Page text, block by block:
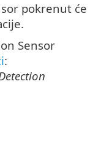
pokrenut će
Sensor
: